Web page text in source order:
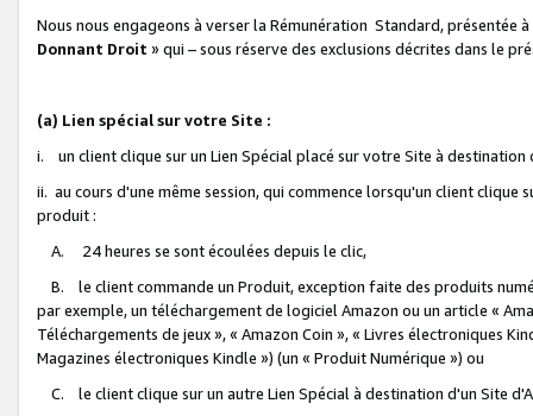
Nous nous engageons à verser la Rémunération Standard, présentée
Donnant Droit » qui – sous réserve des exclusions décrites dans le
(a) Lien spécial sur votre Site :
i. un client clique sur un Lien Spécial placé sur votre Site à destination
ii. au cours d'une même session, qui commence lorsqu'un client
produit :
A. 24 heures se sont écoulées depuis le clic,
B. le client commande un Produit, exception faite des produits
par exemple, un téléchargement de logiciel Amazon ou un article «
Téléchargements de jeux », « Amazon Coin », « Livres électroniques
Magazines électroniques Kindle ») (un « Produit Numérique ») ou
C. le client clique sur un autre Lien Spécial à destination d'un Site